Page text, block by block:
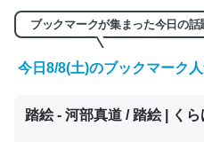
これは良記事。32768トーク
ど、短期記憶というには多い
ブックマークが集まった今日の話
今日8/8(土)のブックマーク
踏絵 - 河部真道 / 踏絵 | く